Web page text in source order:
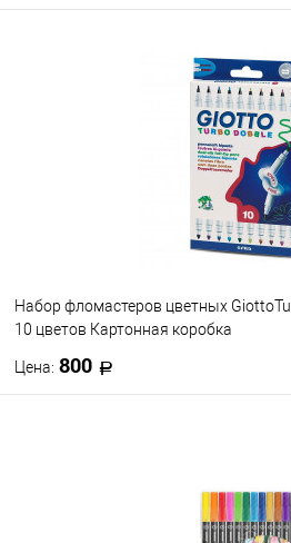
Набор фломастеров цветных
10 цветов Картонная коробка
Цена: 800